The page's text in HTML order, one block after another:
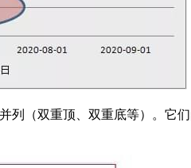
（双重顶、双重底等）。它